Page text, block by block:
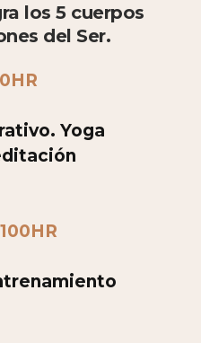
los 5 cuerpos
del Ser.
Yoga